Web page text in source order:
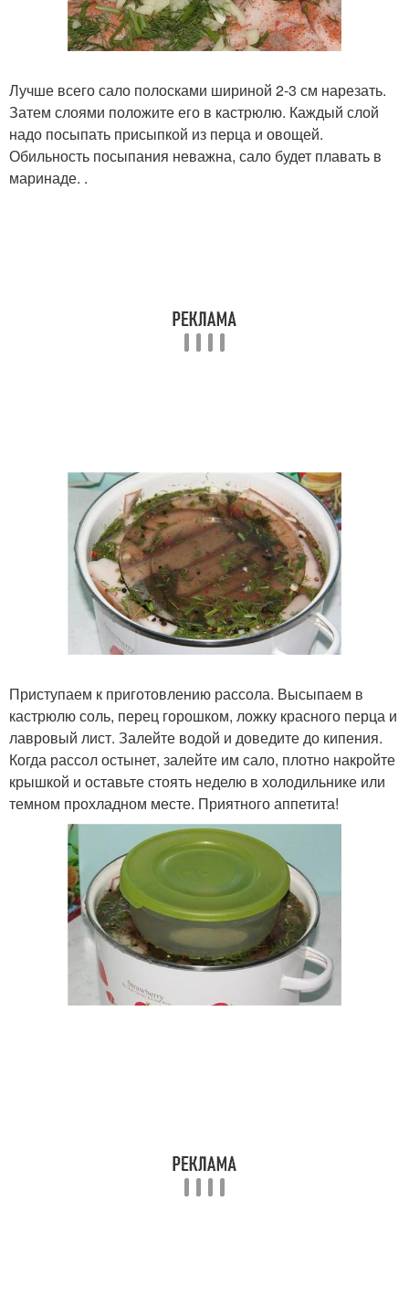
Лучше всего сало полосками шириной 2-3 см нарезать.
Затем слоями положите его в кастрюлю. Каждый слой
надо посыпать присыпкой из перца и овощей.
Обильность посыпания неважна, сало будет плавать в
маринаде. .
Приступаем к приготовлению рассола. Высыпаем в
кастрюлю соль, перец горошком, ложку красного перца и
лавровый лист. Залейте водой и доведите до кипения.
Когда рассол остынет, залейте им сало, плотно накройте
крышкой и оставьте стоять неделю в холодильнике или
темном прохладном месте. Приятного аппетита!